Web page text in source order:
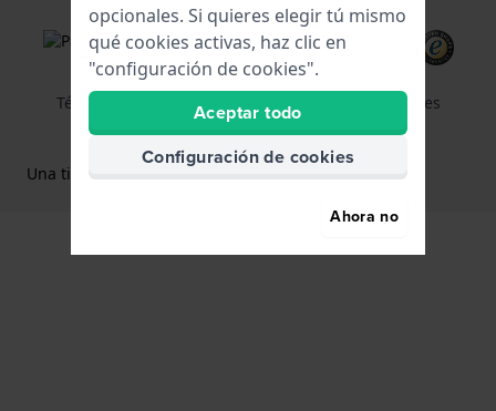
Términos y Condiciones de Uso
Política de cookies
Declaración de privacidad
Una tienda web Holland Watch Group B.V.
opcionales. Si quieres elegir tú mismo
qué cookies activas, haz clic en
"configuración de cookies".
Aceptar todo
Configuración de cookies
Ahora no